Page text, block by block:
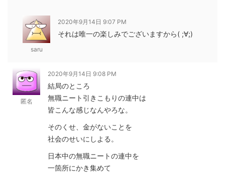
saru
2020年9月14日 9:07 PM
それは唯一の楽しみでございますから( ;∀;)
匿名
2020年9月14日 9:08 PM
結局のところ
無職ニート引きこもりの連中は
皆こんな感じなんやろな。
そのくせ、金がないことを
社会のせいにしよる。
日本中の無職ニートの連中を
一箇所にかき集めて